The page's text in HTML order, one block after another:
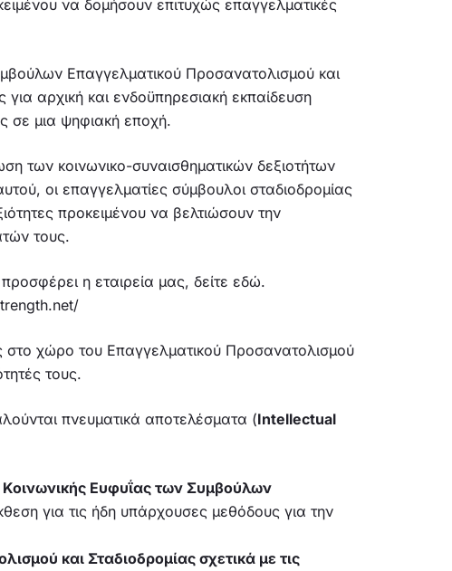
να δομήσουν επιτυχώς επαγγελματικές
Επαγγελματικού Προσανατολισμού και
αρχική και ενδοϋπηρεσιακή εκπαίδευση
σε μια ψηφιακή εποχή.
των κοινωνικο-συναισθηματικών δεξιοτήτων
οι επαγγελματίες σύμβουλοι σταδιοδρομίας
προκειμένου να βελτιώσουν την
τους.
η εταιρεία μας, δείτε εδώ.
στο χώρο του Επαγγελματικού Προσανατολισμού
τους.
πνευματικά αποτελέσματα (Intellectual
Κοινωνικής Ευφυΐας των Συμβούλων
για τις ήδη υπάρχουσες μεθόδους για την
και Σταδιοδρομίαςσχετικά με τις